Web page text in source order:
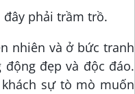
đây phải trầm trồ.
nhiên và ở bức tranh
đẹp và độc đáo.
sự tò mò muốn